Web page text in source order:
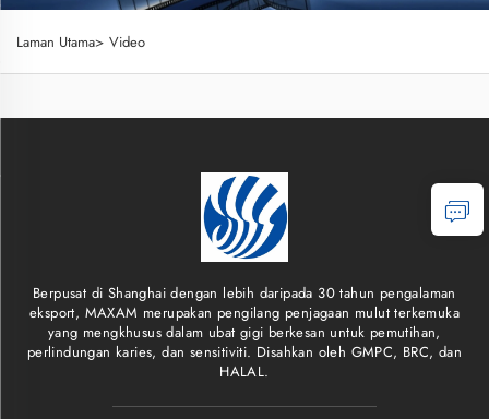
Laman Utama> Video
Berpusat di Shanghai dengan lebih daripada 30 tahun pengalaman
eksport, MAXAM merupakan pengilang penjagaan mulut terkemuka
yang mengkhusus dalam ubat gigi berkesan untuk pemutihan,
perlindungan karies, dan sensitiviti. Disahkan oleh GMPC, BRC, dan
HALAL.